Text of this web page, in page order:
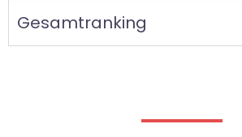
Gesamtranking